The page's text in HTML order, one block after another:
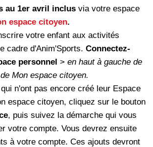
au 1er avril inclus via votre espace
espace citoyen.
votre enfant aux activités
cadre d'Anim'Sports.Connectez-
personnel> en haut à gauche de
Mon espace citoyen.
n'ont pas encore créé leur Espace
espace citoyen, cliquez sur le bouton
, puis suivez la démarche qui vous
votre compte. Vous devrez ensuite
à votre compte. Ces ajouts devront